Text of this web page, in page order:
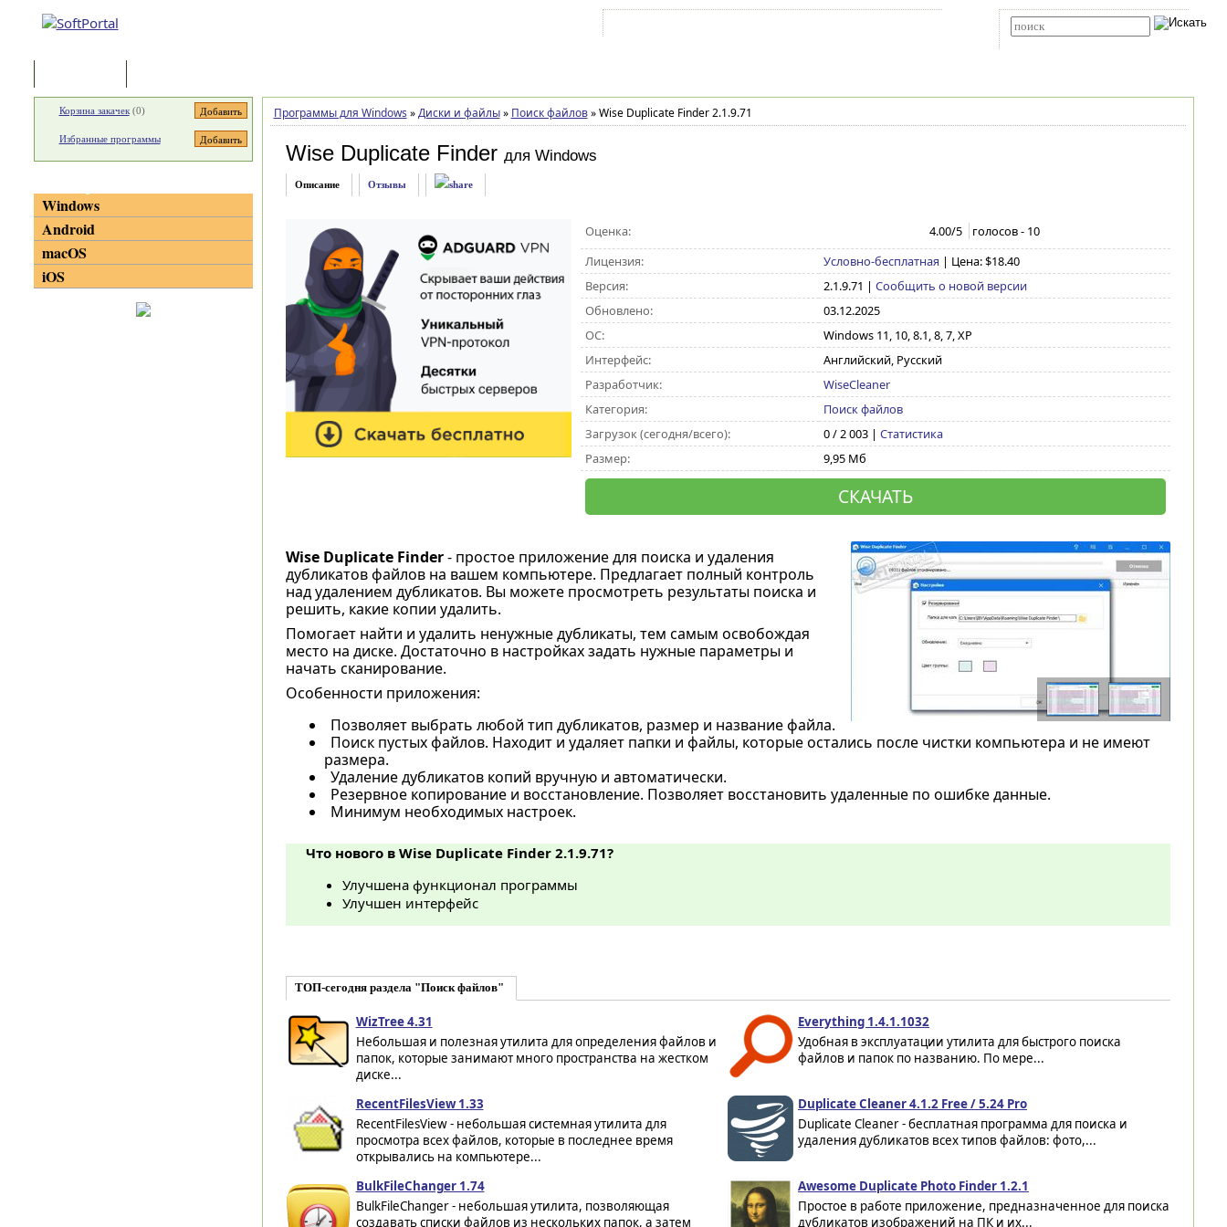
Программы для Windows » Диски и файлы » Поиск файлов »Wise Duplicate Finder 2.1.9.71
Wise Duplicate Finder для Windows
Описание Отзывы
Оценка: 4.00/5 голосов - 10
Лицензия:
Условно-бесплатная | Цена: $18.40
Версия:
2.1.9.71 | Сообщить о новой версии
Обновлено:
03.12.2025
ОС:
Windows 11, 10, 8.1, 8, 7, XP
Интерфейс:
Английский, Русский
Разработчик:
WiseCleaner
Категория:
Поиск файлов
Загрузок (сегодня/всего):
0 / 2 003 | Статистика
Размер:
9,95 Мб
СКАЧАТЬ
Wise Duplicate Finder- простое приложение для поиска и удаления
дубликатов файлов на вашем компьютере. Предлагает полный контроль
над удалением дубликатов. Вы можете просмотреть результаты поиска и
решить, какие копии удалить.
Помогает найти и удалить ненужные дубликаты, тем самым освобождая
место на диске. Достаточно в настройках задать нужные параметры и
начать сканирование.
Особенности приложения:
Позволяет выбрать любой тип дубликатов, размер и название файла.
Поиск пустых файлов. Находит и удаляет папки и файлы, которые остались после чистки компьютера и не имеют
размера.
Удаление дубликатов копий вручную и автоматически.
Резервное копирование и восстановление. Позволяет восстановить удаленные по ошибке данные.
Минимум необходимых настроек.
Что нового в Wise Duplicate Finder 2.1.9.71?
Улучшена функционал программы
Улучшен интерфейс
ТОП-сегодня раздела "Поиск файлов"
WizTree 4.31
Небольшая и полезная утилита для определения файлов и
папок, которые занимают много пространства на жестком
диске...
Everything 1.4.1.1032
Удобная в эксплуатации утилита для быстрого поиска
файлов и папок по названию. По мере...
RecentFilesView 1.33
RecentFilesView - небольшая системная утилита для
просмотра всех файлов, которые в последнее время
открывались на компьютере...
Duplicate Cleaner 4.1.2 Free / 5.24 Pro
Duplicate Cleaner - бесплатная программа для поиска и
удаления дубликатов всех типов файлов: фото,...
BulkFileChanger 1.74
BulkFileChanger - небольшая утилита, позволяющая
создавать списки файлов из нескольких папок, а затем
Awesome Duplicate Photo Finder 1.2.1
Простое в работе приложение, предназначенное для поиска
дубликатов изображений на ПК и их...
Корзина закачек(0)
Избранные программы
Windows
Android
macOS
iOS